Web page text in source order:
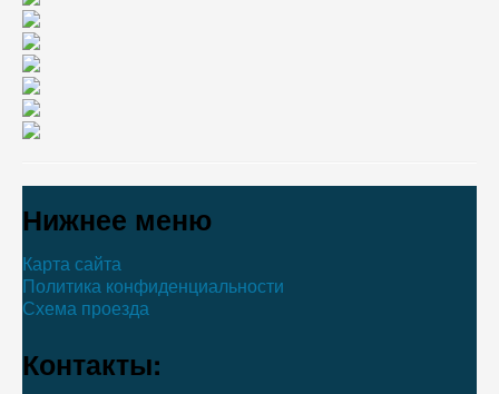
Нижнее меню
Карта сайта
Политика конфиденциальности
Схема проезда
Контакты: